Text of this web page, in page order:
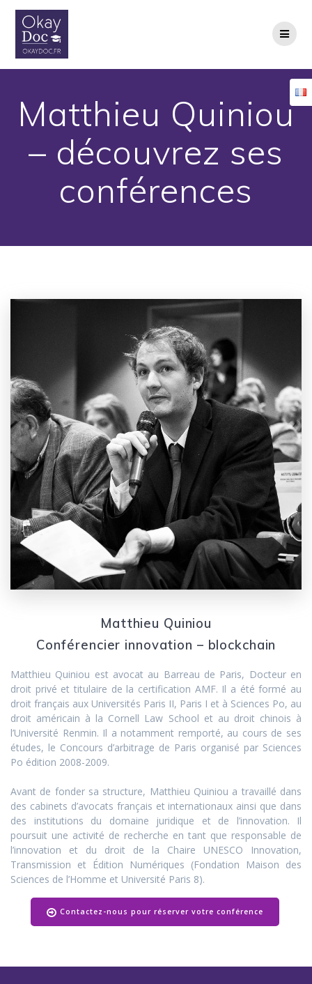
Matthieu Quiniou
– découvrez ses
conférences
Matthieu Quiniou
Conférencier innovation – blockchain
Matthieu Quiniou est avocat au Barreau de Paris, Docteur en
droit privé et titulaire de la certification AMF. Il a été formé au
droit français aux Universités Paris II, Paris I et à Sciences Po, au
droit américain à la Cornell Law School et au droit chinois à
l’Université Renmin. Il a notamment remporté, au cours de ses
études, le Concours d’arbitrage de Paris organisé par Sciences
Po édition 2008-2009.
Avant de fonder sa structure, Matthieu Quiniou a travaillé dans
des cabinets d’avocats français et internationaux ainsi que dans
des institutions du domaine juridique et de l’innovation. Il
poursuit une activité de recherche en tant que responsable de
l’innovation et du droit de la Chaire UNESCO Innovation,
Transmission et Édition Numériques (Fondation Maison des
Sciences de l’Homme et Université Paris 8).
Contactez-nous pour réserver votre conférence